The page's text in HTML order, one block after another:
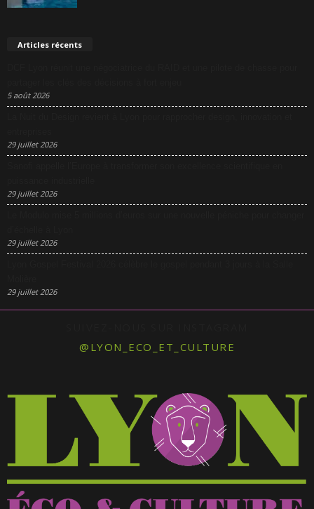
Articles récents
5 août 2026
29 juillet 2026
29 juillet 2026
29 juillet 2026
29 juillet 2026
@LYON_ECO_ET_CULTURE